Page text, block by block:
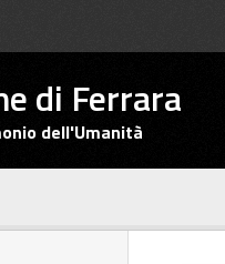
di Ferrara
dell'Umanità